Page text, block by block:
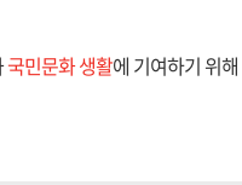
국민문화 생활에 기여하기 위해